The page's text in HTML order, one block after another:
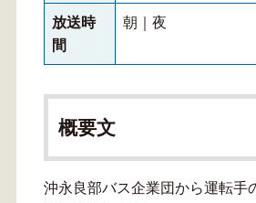
放送時
間
朝｜夜
概要文
沖永良部バス企業団から運転手